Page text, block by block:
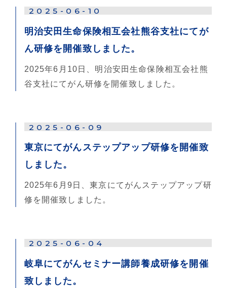
2025-06-10
明治安田生命保険相互会社熊谷支社にてが
ん研修を開催致しました。
2025年6月10日、明治安田生命保険相互会社熊
谷支社にてがん研修を開催致しました。
2025-06-09
東京にてがんステップアップ研修を開催致
しました。
2025年6月9日、東京にてがんステップアップ研
修を開催致しました。
2025-06-04
岐阜にてがんセミナー講師養成研修を開催
致しました。